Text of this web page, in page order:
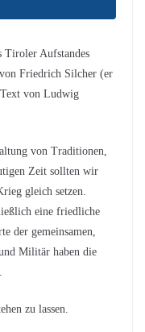
Tiroler Aufstandes
Friedrich Silcher (er
von Ludwig
von Traditionen,
Zeit sollten wir
gleich setzen.
eine friedliche
der gemeinsamen,
Militär haben die
zu lassen.